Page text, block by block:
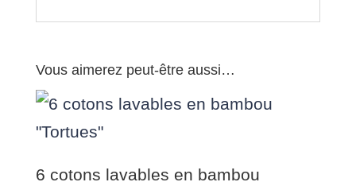
Vous aimerez peut-être aussi…
6 cotons lavables en bambou